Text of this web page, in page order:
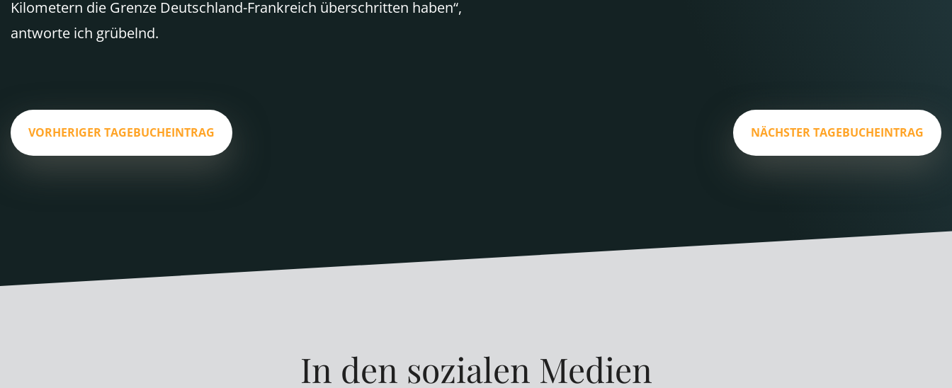
Kilometern die Grenze Deutschland-Frankreich überschritten haben“,
antworte ich grübelnd.
VORHERIGER TAGEBUCHEINTRAG NÄCHSTER TAGEBUCHEINTRAG
In den sozialen Medien